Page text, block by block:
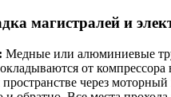
магистралей и
Медные или алюминиевые
от компрессора
через